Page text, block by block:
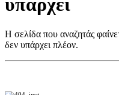
υπάρχει
Η σελίδα που αναζητάς
δεν υπάρχει πλέον.